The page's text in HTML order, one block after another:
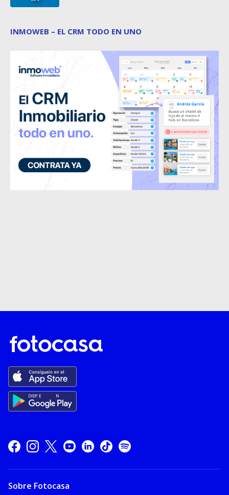
INMOWEB – EL CRM TODO EN UNO
Sobre Fotocasa